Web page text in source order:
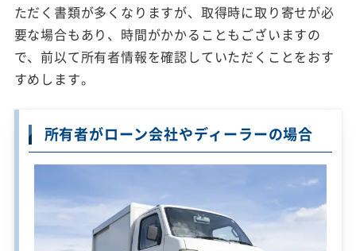
ただく書類が多くなりますが、取得時に取り寄せが必
要な場合もあり、時間がかかることもございますの
で、前以て所有者情報を確認していただくことをおす
すめします。
所有者がローン会社やディーラーの場合